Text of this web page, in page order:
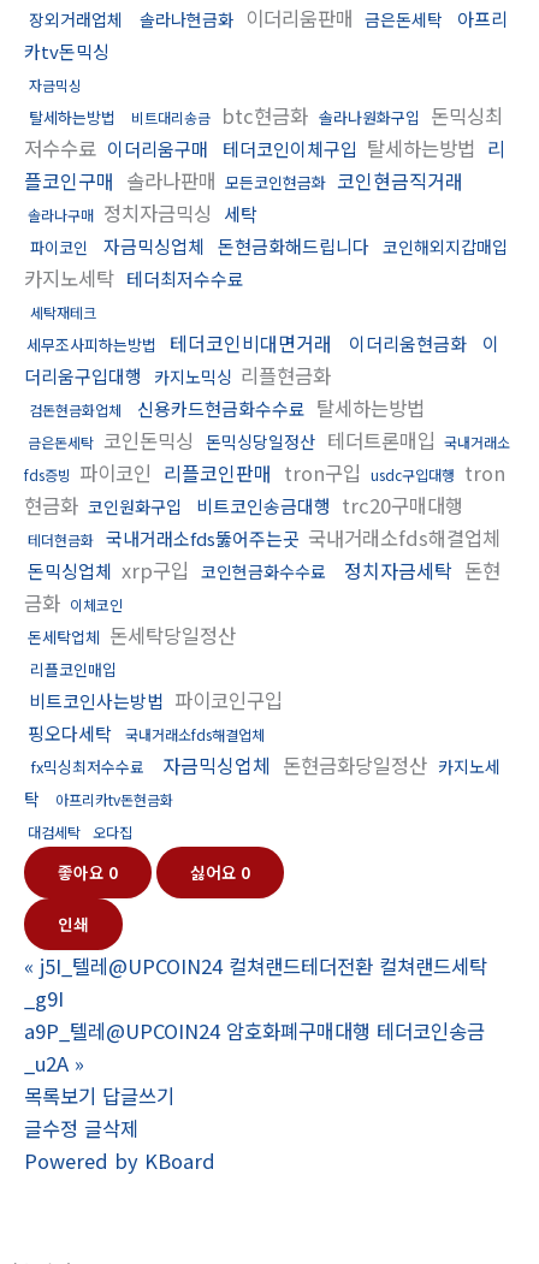
장외거래업체 솔라나현금화 이더리움판매 금은돈세탁
아프리
카tv돈믹싱
자금믹싱
탈세하는방법 비트대리송금 btc현금화 솔라나원화구입
돈믹싱최
저수수료 이더리움구매 테더코인이체구입 탈세하는방법 리
플코인구매 솔라나판매 모든코인현금화 코인현금직거래
솔라나구매 정치자금믹싱 세탁
파이코인 자금믹싱업체 돈현금화해드립니다 코인해외지갑매입
카지노세탁 테더최저수수료
세탁재테크
세무조사피하는방법 테더코인비대면거래 이더리움현금화
이
더리움구입대행
카지노믹싱 리플현금화
검돈현금화업체 신용카드현금화수수료 탈세하는방법
금은돈세탁 코인돈믹싱 돈믹싱당일정산 테더트론매입 국내거래소
fds증빙 파이코인 리플코인판매 tron구입 usdc구입대행 tron
현금화 코인원화구입 비트코인송금대행 trc20구매대행
테더현금화 국내거래소fds뚫어주는곳 국내거래소fds해결업체
돈믹싱업체 xrp구입 코인현금화수수료 정치자금세탁 돈현
금화 이체코인
돈세탁업체 돈세탁당일정산
리플코인매입
비트코인사는방법 파이코인구입
핑오다세탁 국내거래소fds해결업체
fx믹싱최저수수료 자금믹싱업체 돈현금화당일정산 카지노세
탁
아프리카tv돈현금화
대검세탁 오다집
좋아요 0 싫어요 0
인쇄
« j5I_텔레@UPCOIN24 컬쳐랜드테더전환 컬쳐랜드세탁
_g9I
a9P_텔레@UPCOIN24 암호화폐구매대행 테더코인송금
_u2A »
목록보기 답글쓰기
글수정 글삭제
Powered by KBoard